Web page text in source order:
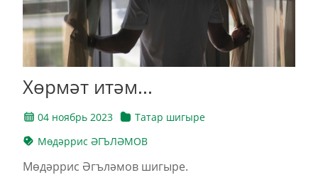
Хөрмәт итәм...
04 ноябрь 2023
Татар шигыре
Мөдәррис ӘГЪЛӘМОВ
Мөдәррис Әгъләмов шигыре.